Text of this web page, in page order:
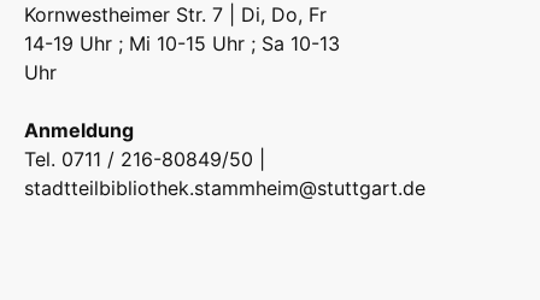
Kornwestheimer Str. 7 | Di, Do, Fr
14-19 Uhr ; Mi 10-15 Uhr ; Sa 10-13
Uhr
Anmeldung
Tel. 0711 / 216-80849/50 |
stadtteilbibliothek.stammheim@stuttgart.de